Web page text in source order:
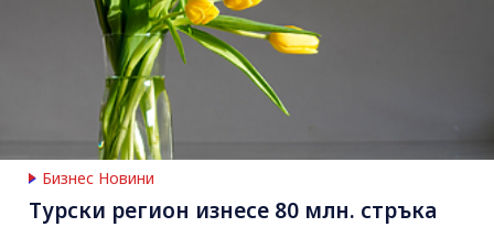
Бизнес Новини
Турски регион изнесе 80 млн. стръка